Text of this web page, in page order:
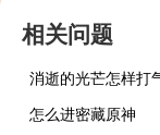
相关问题
消逝的光芒怎样打
怎么进密藏原神